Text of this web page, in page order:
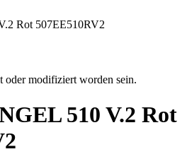
modifiziert worden sein.
510 V.2 Rot